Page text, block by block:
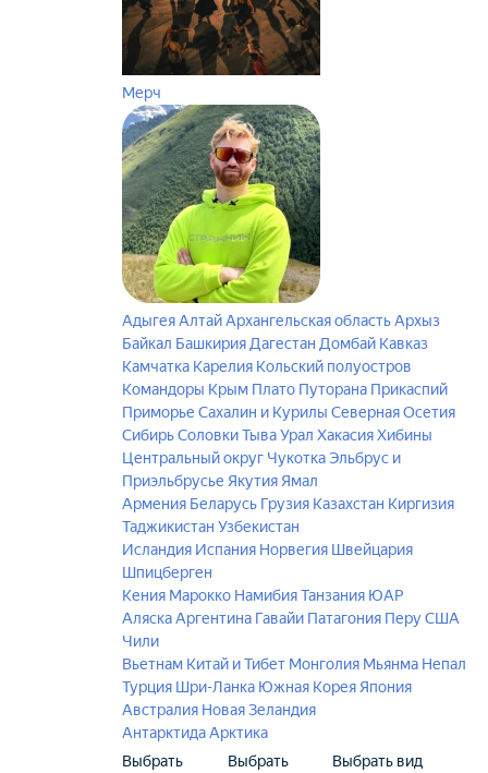
Мерч
АдыгеяАлтайАрхангельская областьАрхыз
Байкал Башкирия Дагестан Домбай Кавказ
Камчатка Карелия Кольский полуостров
Командоры Крым Плато Путорана Прикаспий
Приморье Сахалин и Курилы Северная Осетия
СибирьСоловкиТываУрал ХакасияХибины
Центральный округ ЧукоткаЭльбрус и
Приэльбрусье Якутия Ямал
Армения Беларусь Грузия Казахстан Киргизия
Таджикистан Узбекистан
Исландия Испания Норвегия Швейцария
Шпицберген
Кения Марокко НамибияТанзания ЮАР
АляскаАргентина Гавайи Патагония Перу США
Чили
Вьетнам Китай и Тибет Монголия Мьянма Непал
Турция Шри-Ланка Южная Корея Япония
Австралия Новая Зеландия
АнтарктидаАрктика
Выбрать
Выбрать
Выбрать вид